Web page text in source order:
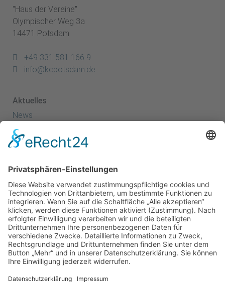
"Haus der Vereine"
Olympischer Weg 3a
14471 Potsdam
+49 331 581 166 9
info@kcpotsdam.de
Aktuelles
News
Termine
Kanuspitze
Kanusport
Sportler
Herzlich Willkommen - Startseite
Kanusprint
Energie- & Wasserspiele
Kanu Club
Erfolge
Ansprechpartner